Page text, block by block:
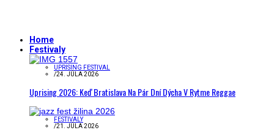
Home
Festivaly
UPRISING FESTIVAL
/24. JÚLA 2026
Uprising 2026: Keď Bratislava Na Pár Dní Dýcha V Rytme Reggae
FESTIVALY
/21. JÚLA 2026